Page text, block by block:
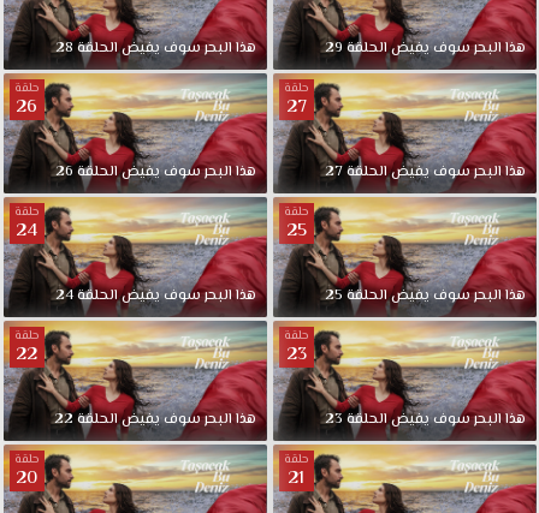
هذا البحر سوف يفيض الحلقة 29 هذا البحر سوف يفيض الحلقة 28
حلقة
27
هذا البحر سوف يفيض الحلقة 27
حلقة
26
هذا البحر سوف يفيض الحلقة 26
حلقة
25
هذا البحر سوف يفيض الحلقة 25
حلقة
24
هذا البحر سوف يفيض الحلقة 24
حلقة
23
هذا البحر سوف يفيض الحلقة 23
حلقة
22
هذا البحر سوف يفيض الحلقة 22
حلقة
21
حلقة
20